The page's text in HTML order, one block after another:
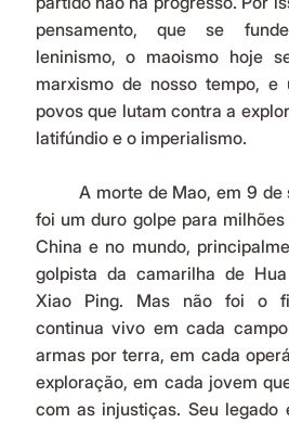
pensamento, que se
leninismo, o maoismo hoje
marxismo de nosso tempo,
povos que lutam contra a
latifúndio e o imperialismo.
	A morte de Mao, em 9 de setembro de 1976,
foi um duro golpe para
China e no mundo,
golpista da camarilha de
Xiao Ping. Mas não foi o
continua vivo em cada
armas por terra, em cada
exploração, em cada jovem
com as injustiças. Seu legado